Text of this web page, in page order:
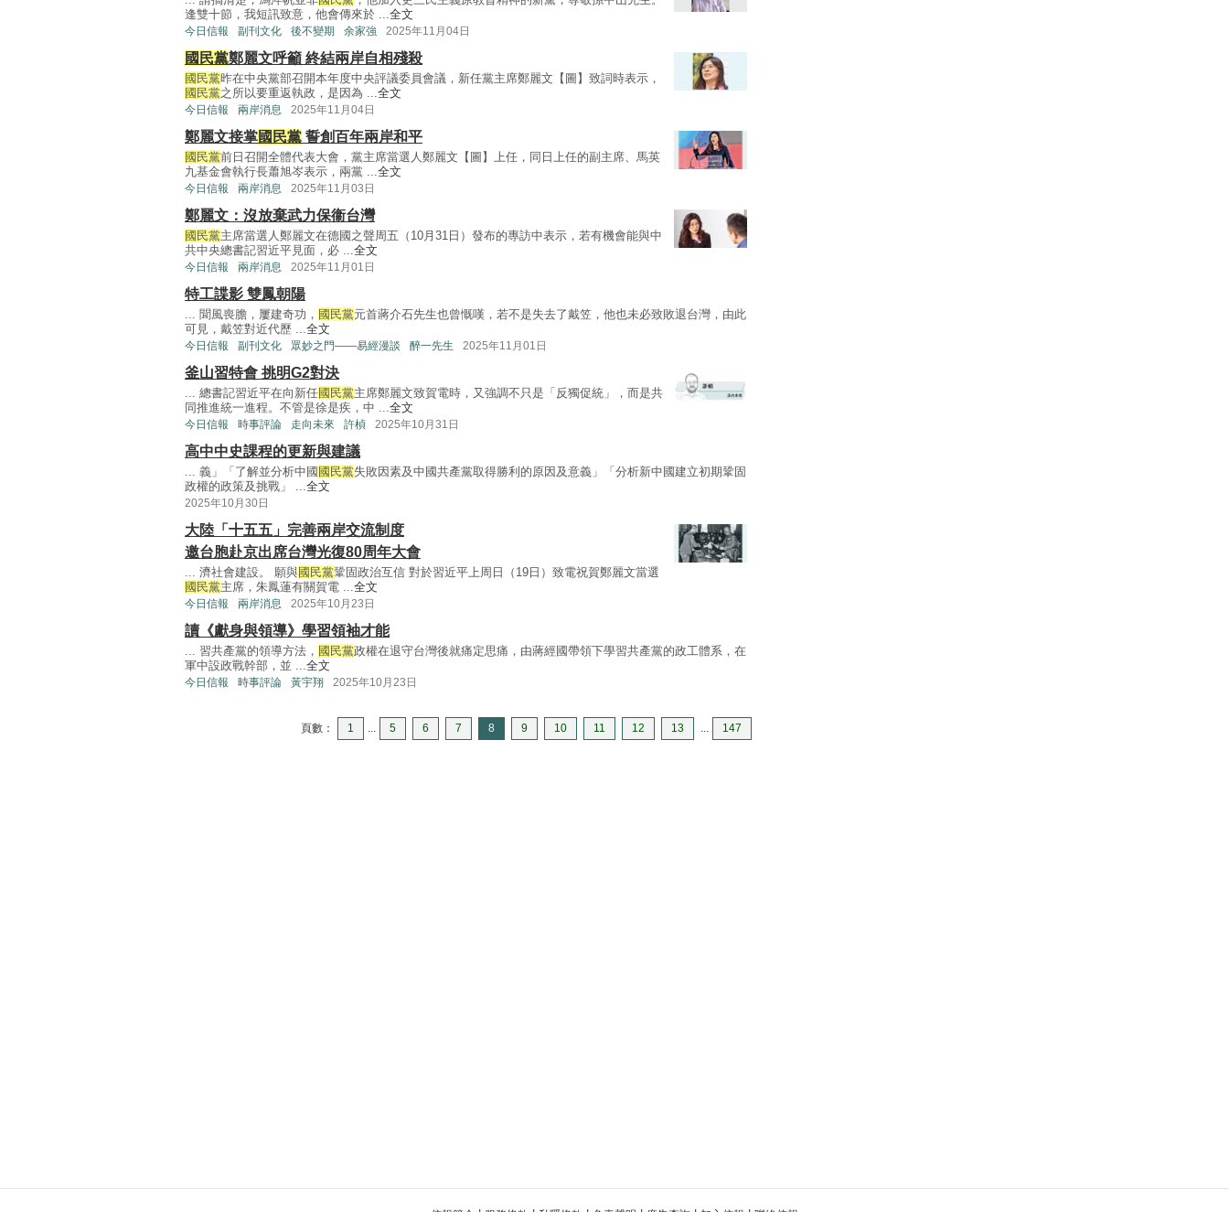
逢雙十節，我短訊致意，他會傳來於 ...全文
今日信報 副刊文化 後不變期 余家強 2025年11月04日
國民黨鄭麗文呼籲 終結兩岸自相殘殺
國民黨昨在中央黨部召開本年度中央評議委員會議，新任黨主席鄭麗文【圖】致詞時表示，
國民黨之所以要重返執政，是因為 ...全文
今日信報 兩岸消息 2025年11月04日
鄭麗文接掌國民黨 誓創百年兩岸和平
國民黨前日召開全體代表大會，黨主席當選人鄭麗文【圖】上任，同日上任的副主席、馬英
九基金會執行長蕭旭岑表示，兩黨 ...全文
今日信報 兩岸消息 2025年11月03日
鄭麗文：沒放棄武力保衞台灣
國民黨主席當選人鄭麗文在德國之聲周五（10月31日）發布的專訪中表示，若有機會能與中
共中央總書記習近平見面，必 ...全文
今日信報 兩岸消息 2025年11月01日
特工諜影 雙鳳朝陽
... 聞風喪膽，屢建奇功， 國民黨元首蔣介石先生也曾慨嘆，若不是失去了戴笠，他也未必致敗退台灣，由此
可見，戴笠對近代歷 ...全文
今日信報 副刊文化 眾妙之門——易經漫談 醉一先生 2025年11月01日
釜山習特會 挑明G2對決
... 總書記習近平在向新任國民黨主席鄭麗文致賀電時，又強調不只是「反獨促統」，而是共
同推進統一進程。不管是徐是疾，中 ...全文
今日信報 時事評論 走向未來 許楨 2025年10月31日
高中中史課程的更新與建議
... 義」「了解並分析中國 國民黨失敗因素及中國共產黨取得勝利的原因及意義」「分析新中國建立初期鞏固
政權的政策及挑戰」 ...全文
2025年10月30日
大陸「十五五」完善兩岸交流制度
邀台胞赴京出席台灣光復80周年大會
... 濟社會建設。 願與國民黨鞏固政治互信 對於習近平上周日（19日）致電祝賀鄭麗文當選
國民黨主席，朱鳳蓮有關賀電 ...全文
今日信報 兩岸消息 2025年10月23日
讀《獻身與領導》學習領袖才能
... 習共產黨的領導方法， 國民黨政權在退守台灣後就痛定思痛，由蔣經國帶領下學習共產黨的政工體系，在
軍中設政戰幹部，並 ...全文
今日信報 時事評論 黃宇翔 2025年10月23日
頁數： 1 ... 5 6 7 8 9 10 11 12 13 ... 147